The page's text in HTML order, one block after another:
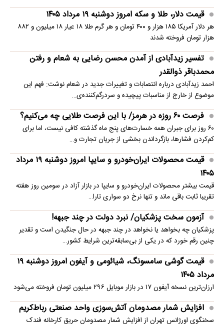
قیمت دلار، طلا و سکه امروز دوشنبه ۱۹ مرداد ۱۴۰۵
هر دلار آمریکا ۱۸۵ هزار و ۴۰۰ تومان و هر گرم طلا ۱۸ عیار ۱۸ میلیون و ۸۸۲
هزار تومان فروخته شدند
تفسیر زیدآبادی از آمدن محسن رضایی به شعام و رفتن
محمدباقر ذوالقدر
احمد زیدآبادی درباره انتصابات و تغییرات جدید در شعام نوشت: فهم این
موضوع از خارج از مناسبات پیچیده و سردرگم‌کننده‌ی…
فرصت ۶۰ روزه در هرمز/ با این فرصت طلایی چه می‌کنیم؟
۶۰ روز برای جبران همه خسارت‌های پنج ماه گذشته کافی نیست، اما برای
کم‌کردن فشارها، بازگرداندن بخشی از جریان تجارت و…
قیمت محصولات ایران‌خودرو و سایپا امروز دوشنبه ۱۹ مرداد
۱۴۰۵
قیمت بیشتر محصولات ایران‌خودرو و سایپا در بازار آزاد در سومین روز هفته
تقریبا ثابت باقی ماند و تنها نرخ دو سواری تارا…
آزمون سخت پزشکیان/ نبرد دولت در چند جبهه!
پزشکیان چه بخواهد یا نخواهد در چند جبهه در حال جنگیدن است و تقدیر
چنین رقم خورد که در یکی از بی‌سابقه‌ترین شرایط کشور…
قیمت گوشی سامسونگ، شیائومی و آیفون امروز دوشنبه ۱۹
مرداد ۱۴۰۵
ارزان‌ترین نسخه آیفون ۱۷ در بازار موبایل ۲۹۶ میلیون تومان فروخته می‌شود
افزایش شمار مصدومان آتش‌سوزی واحد صنعتی رباط‌کریم
سخنگوی اورژانس تهران از افزایش شمار مصدومان حریق کارخانه فندک